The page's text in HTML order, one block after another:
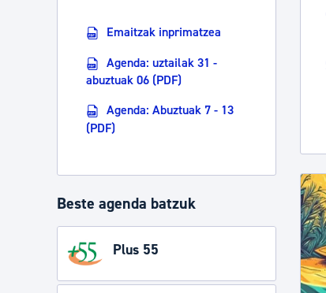
Emaitzak inprimatzea
Agenda: uztailak 31 -
abuztuak 06 (PDF)
Agenda: Abuztuak 7 - 13
(PDF)
Beste agenda batzuk
Plus 55